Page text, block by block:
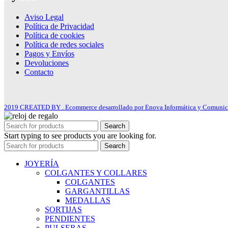
Aviso Legal
Política de Privacidad
Política de cookies
Política de redes sociales
Pagos y Envíos
Devoluciones
Contacto
2019 CREATED BY . Ecommerce desarrollado por Enova Informática y
Search
Start typing to see products you are looking for.
Search
JOYERÍA
COLGANTES Y COLLARES
COLGANTES
GARGANTILLAS
MEDALLAS
SORTIJAS
PENDIENTES